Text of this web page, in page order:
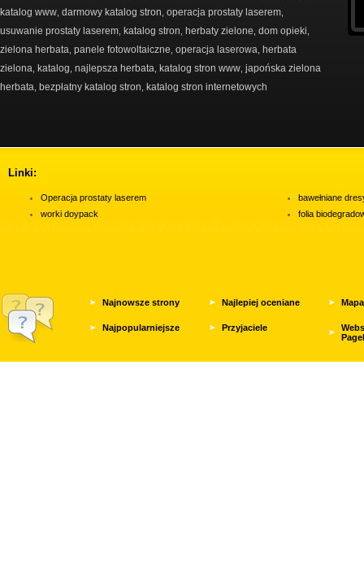
katalog www darmowy katalog stron operacja prostaty laserem
usuwanie prostaty laserem katalog stron herbaty zielone dom opieki
zielona herbata panele fotowoltaiczne operacja laserowa herbata
zielona katalog najlepsza herbata katalog stron www japońska zielona
herbata bezpłatny katalog stron katalog stron internetowych
Linki:
Operacja prostaty laserem
worki doypack
bawełniane
folia
Najnowsze strony Najlepiej oceniane
Najpopularniejsze Przyjaciele